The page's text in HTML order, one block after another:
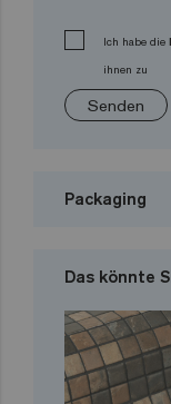
Ich habe die
ihnen zu
Senden
Packaging
Das könnte